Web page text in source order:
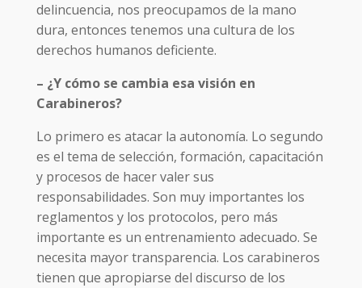
delincuencia, nos preocupamos de la mano
dura, entonces tenemos una cultura de los
derechos humanos deficiente.
– ¿Y cómo se cambia esa visión en
Carabineros?
Lo primero es atacar la autonomía. Lo segundo
es el tema de selección, formación, capacitación
y procesos de hacer valer sus
responsabilidades. Son muy importantes los
reglamentos y los protocolos, pero más
importante es un entrenamiento adecuado. Se
necesita mayor transparencia. Los carabineros
tienen que apropiarse del discurso de los